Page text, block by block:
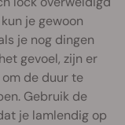
je gewoon
je nog dingen
gevoel, zijn er
de duur te
Gebruik de
je lamlendig op